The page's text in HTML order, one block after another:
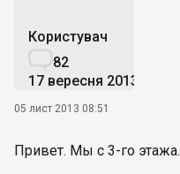
Користувач
82
17 вересня 2013
05 лист 2013 08:51
Привет. Мы с 3-го этажа.